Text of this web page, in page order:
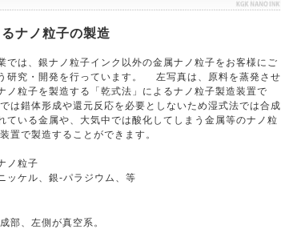
ナノ粒子の製造
では、銀ナノ粒子インク以外の金属ナノ粒子をお客様にご
研究・開発を行っています。 左写真は、原料を蒸発させ
ノ粒子を製造する「乾式法」によるナノ粒子製造装置で
錯体形成や還元反応を必要としないため湿式法では合成
ている金属や、大気中では酸化してしまう金属等のナノ粒
置で製造することができます。
ノ粒子
ッケル、銀-パラジウム、等
部、左側が真空系。